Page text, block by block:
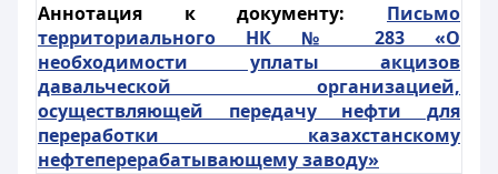
Аннотация к документу: Письмо
территориального НК № 283 «О
необходимости уплаты акцизов
давальческой организацией,
осуществляющей передачу нефти для
переработки казахстанскому
нефтеперерабатывающему заводу»